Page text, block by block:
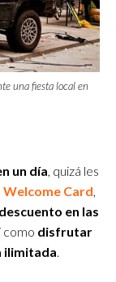
una fiesta local en
un día , quizá les
Card
en las
como disfrutar
ilimitada